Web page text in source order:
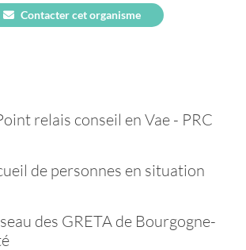
Contacter cet organisme
relais conseil en Vae - PRC
de personnes en situation
des GRETA de Bourgogne-